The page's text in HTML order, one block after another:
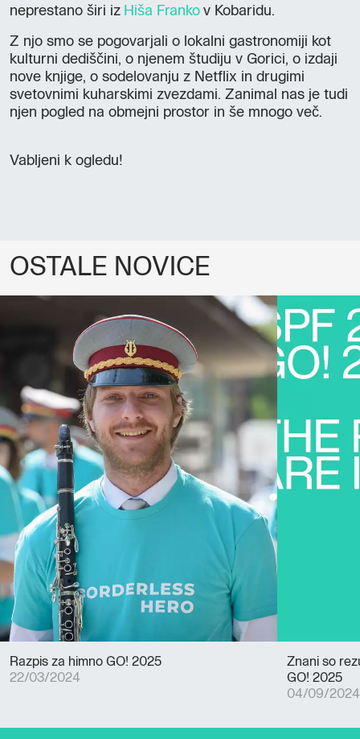
neprestano širi iz Hiša Franko v Kobaridu.
Z njo smo se pogovarjali o lokalni gastronomiji kot
kulturni dediščini, o njenem študiju v Gorici, o izdaji
nove knjige, o sodelovanju z Netflix in drugimi
svetovnimi kuharskimi zvezdami. Zanimal nas je tudi
njen pogled na obmejni prostor in še mnogo več.
Vabljeni k ogledu!
OSTALE NOVICE
Razpis za himno GO! 2025
22/03/2024
Znani so
GO! 2025
04/09/2024